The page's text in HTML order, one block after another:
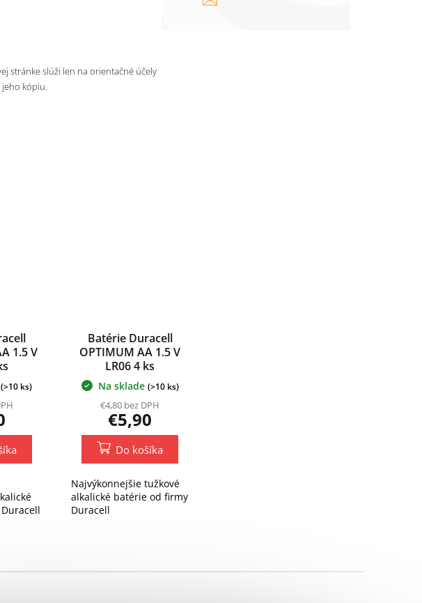
1.5 V
(>10 ks)
Batérie Duracell
OPTIMUM AA 1.5 V
LR06 4 ks
Na sklade (>10 ks)
€4,80 bez DPH
€5,90
Do košíka
Najvýkonnejšie tužkové
alkalické batérie od firmy
Duracell
stránke slúži len na orientačné účely
kópiu.